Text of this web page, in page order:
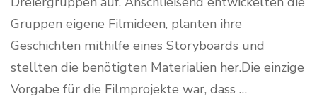
Gruppen eigene Filmideen, planten ihre
Geschichten mithilfe eines Storyboards und
stellten die benötigten Materialien her.Die einzige
Vorgabe für die Filmprojekte war, dass …